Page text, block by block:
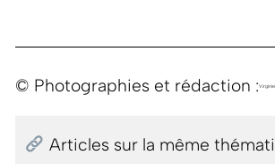
© Photographies et rédaction :Virginie
Articles sur la même